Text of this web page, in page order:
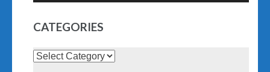
CATEGORIES
Categories